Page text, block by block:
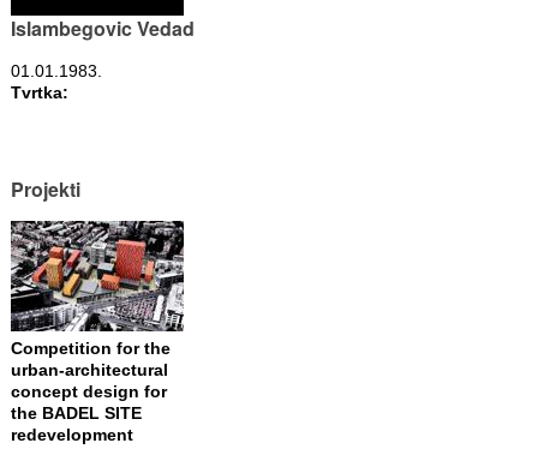
Islambegovic Vedad
01.01.1983.
Tvrtka:
Projekti
Competition for the
urban-architectural
concept design for
the BADEL SITE
redevelopment